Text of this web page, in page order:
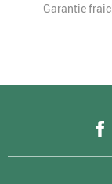
Garantie